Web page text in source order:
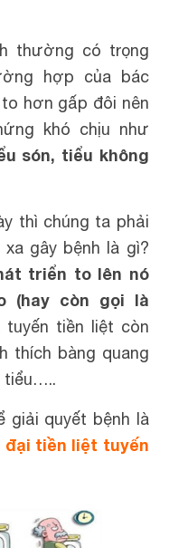
thường có trọng
hợp của bác
hơn gấp đôi nên
khó chịu như
són, tiểu không
thì chúng ta phải
gây bệnh là gì?
triển to lên nó
(hay còn gọi là
tuyến tiền liệt còn
thích bàng quang
tiểu…..
giải quyết bệnh là
tiền liệt tuyến